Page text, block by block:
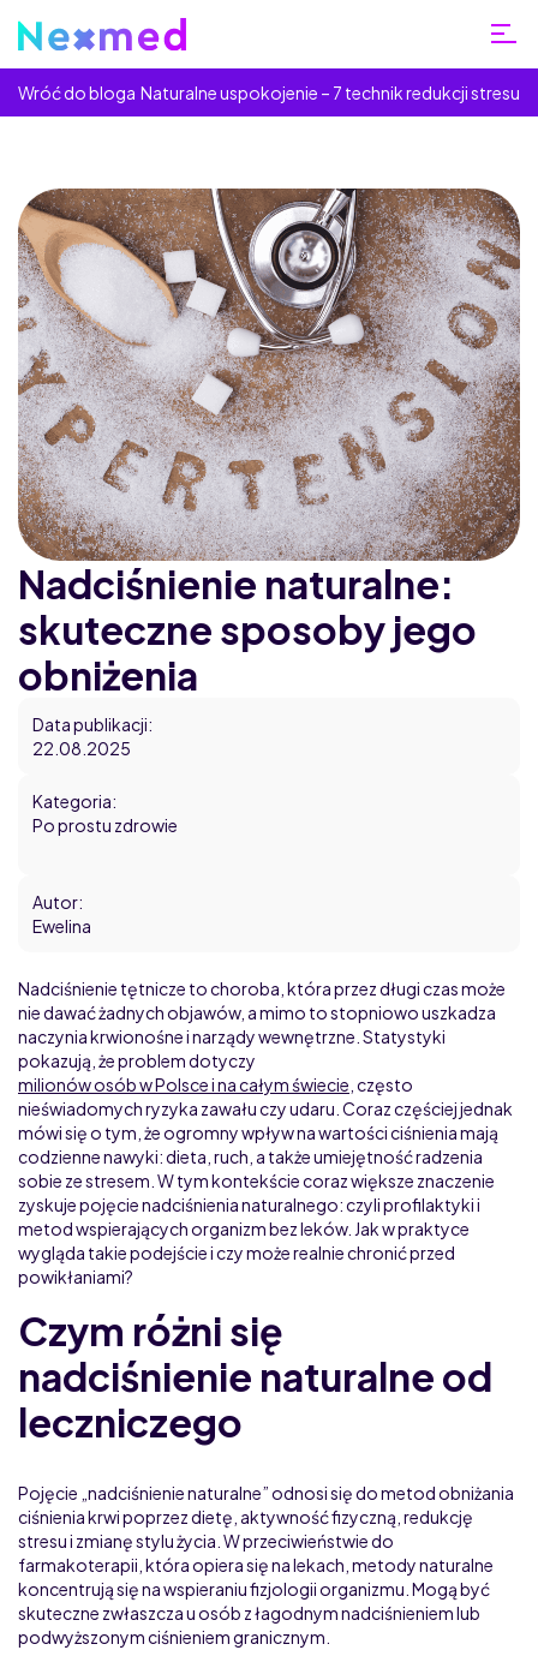
Wróć do bloga Naturalne uspokojenie – 7 technik redukcji stresu
Home
Blog
Nadciśnienie naturalne:
skuteczne sposoby jego
obniżenia
Data publikacji:
22.08.2025
Kategoria:
Po prostu zdrowie
Autor:
Ewelina
Nadciśnienie tętnicze to choroba, która przez długi czas może
nie dawać żadnych objawów, a mimo to stopniowo uszkadza
naczynia krwionośne i narządy wewnętrzne. Statystyki
pokazują, że problem dotyczy
milionów osób w Polsce i na całym świecie , często
nieświadomych ryzyka zawału czy udaru. Coraz częściej jednak
mówi się o tym, że ogromny wpływ na wartości ciśnienia mają
codzienne nawyki: dieta, ruch, a także umiejętność radzenia
sobie ze stresem. W tym kontekście coraz większe znaczenie
zyskuje pojęcie nadciśnienia naturalnego: czyli profilaktyki i
metod wspierających organizm bez leków. Jak w praktyce
wygląda takie podejście i czy może realnie chronić przed
powikłaniami?
Czym różni się
nadciśnienie naturalne od
leczniczego
Pojęcie „nadciśnienie naturalne” odnosi się do metod obniżania
ciśnienia krwi poprzez dietę, aktywność fizyczną, redukcję
stresu i zmianę stylu życia. W przeciwieństwie do
farmakoterapii, która opiera się na lekach, metody naturalne
koncentrują się na wspieraniu fizjologii organizmu. Mogą być
skuteczne zwłaszcza u osób z łagodnym nadciśnieniem lub
podwyższonym ciśnieniem granicznym.